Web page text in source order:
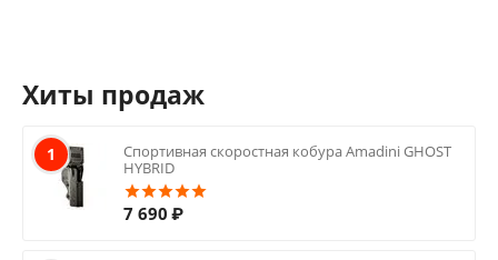
Хиты продаж
1
Спортивная скоростная кобура Amadini GHOST
HYBRID
7 690 ₽